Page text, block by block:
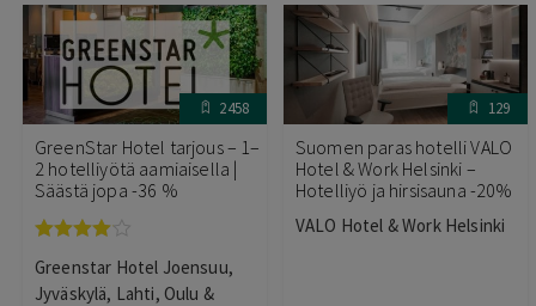
2458
GreenStar Hotel tarjous – 1–
2 hotelliyötä aamiaisella |
Säästä jopa -36 %
tuotteesta:
4.00 / 5
Greenstar Hotel Joensuu,
Jyväskylä, Lahti, Oulu &
129
Suomen paras hotelli VALO
Hotel & Work Helsinki –
Hotelliyö ja hirsisauna -20%
VALO Hotel & Work Helsinki